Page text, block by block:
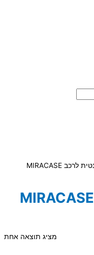
/ מוצרים המתויגים “תושבת מגנטית לרכב MIRACASE
תושבת מגנטית לרכב MIRACASE
מציג תוצאה אחת